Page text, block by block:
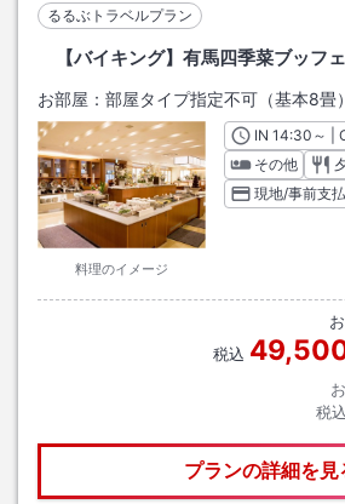
るるぶトラベルプラン
【バイキング】有馬四季菜ブッ
お部屋： 部屋タイプ指定不可（基本8畳
料理のイメージ
INチェック
14:30 ～ |
その他
現地/事前支
税込
税込
プランの詳細を見